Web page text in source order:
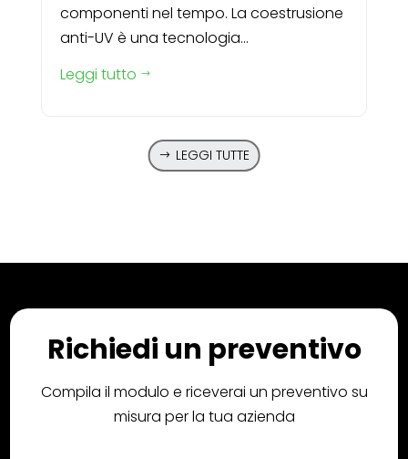
componenti nel tempo. La coestrusione
anti-UV è una tecnologia...
Leggi tutto $
LEGGI TUTTE
Richiedi un preventivo
Compila il modulo e riceverai un preventivo su
misura per la tua azienda